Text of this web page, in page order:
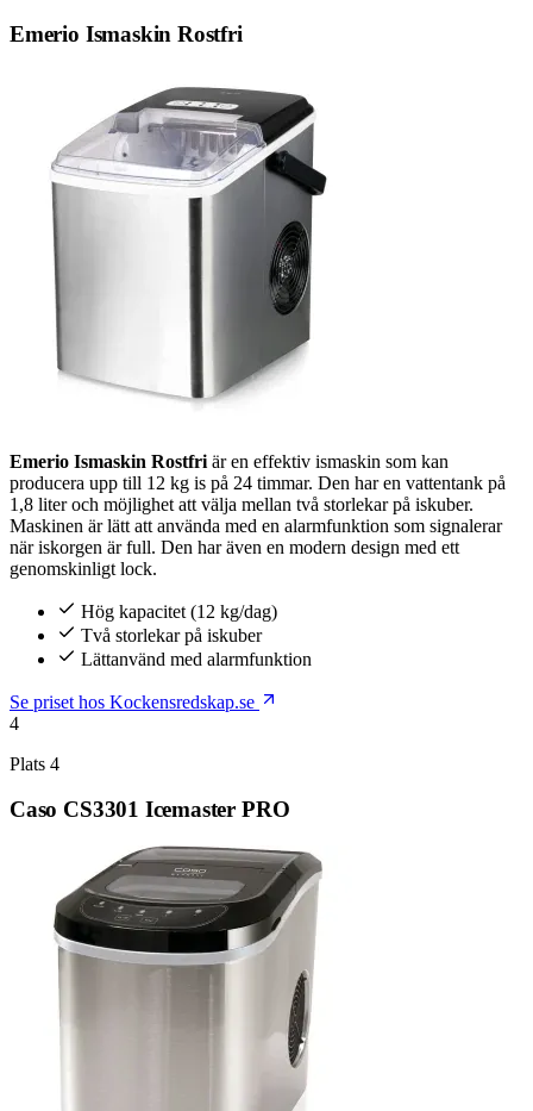
Emerio Ismaskin Rostfri
Emerio Ismaskin Rostfri är en effektiv ismaskin som kan
producera upp till 12 kg is på 24 timmar. Den har en vattentank på
1,8 liter och möjlighet att välja mellan två storlekar på iskuber.
Maskinen är lätt att använda med en alarmfunktion som signalerar
när iskorgen är full. Den har även en modern design med ett
genomskinligt lock.
Hög kapacitet (12 kg/dag)
Två storlekar på iskuber
Lättanvänd med alarmfunktion
Se priset hos Kockensredskap.se
4
Plats 4
Caso CS3301 Icemaster PRO